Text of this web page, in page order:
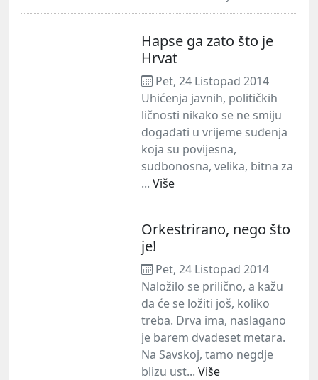
Hapse ga zato što je
Hrvat
Pet, 24 Listopad 2014
Uhićenja javnih, političkih
ličnosti nikako se ne smiju
događati u vrijeme suđenja
koja su povijesna,
sudbonosna, velika, bitna za
... Više
Orkestrirano, nego što
je!
Pet, 24 Listopad 2014
Naložilo se prilično, a kažu
da će se ložiti još, koliko
treba. Drva ima, naslagano
je barem dvadeset metara.
Na Savskoj, tamo negdje
blizu ust... Više